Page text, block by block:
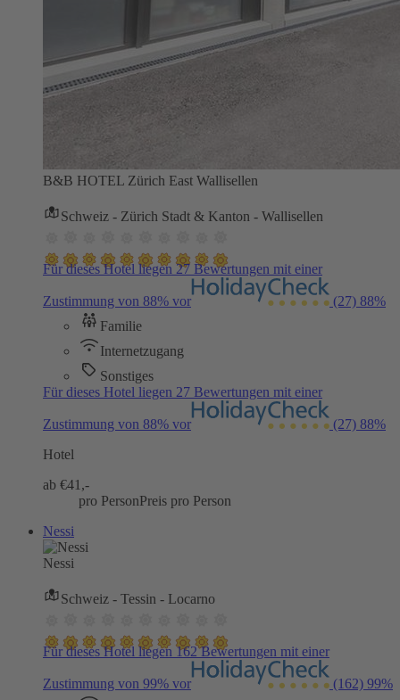
B&B HOTEL Zürich East Wallisellen
Schweiz - Zürich Stadt & Kanton - Wallisellen
Für dieses Hotel liegen 27 Bewertungen mit einer
Zustimmung von 88% vor (27) 88%
Familie
Internetzugang
Sonstiges
Für dieses Hotel liegen 27 Bewertungen mit einer
Zustimmung von 88% vor (27) 88%
Hotel
ab €41,-
pro PersonPreis pro Person
Nessi
Nessi
Schweiz - Tessin - Locarno
Für dieses Hotel liegen 162 Bewertungen mit einer
Zustimmung von 99% vor (162) 99%